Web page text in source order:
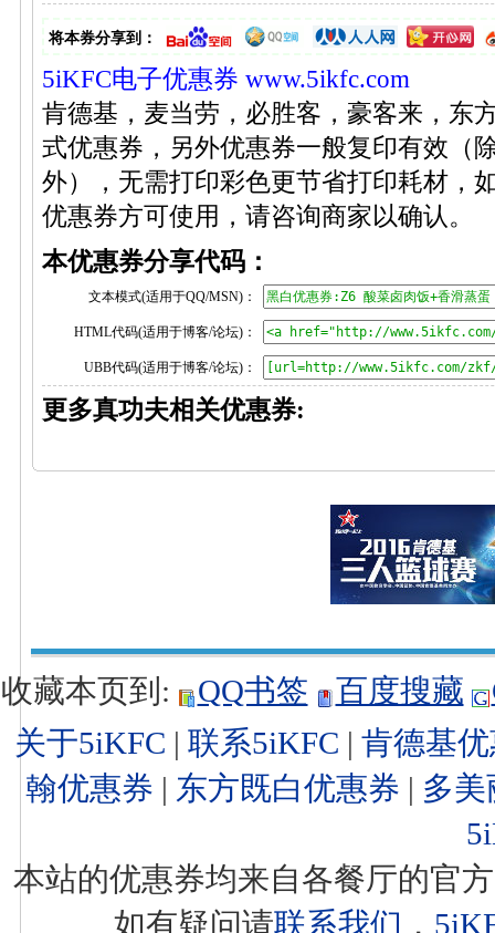
将本券分享到：
5iKFC电子优惠券 www.5ikfc.com
肯德基，麦当劳，必胜客，豪客来，东
式优惠券，另外优惠券一般复印有效（
外），无需打印彩色更节省打印耗材，
优惠券方可使用，请咨询商家以确认。
本优惠券分享代码：
文本模式(适用于QQ/MSN)：
HTML代码(适用于博客/论坛)：
UBB代码(适用于博客/论坛)：
更多真功夫相关优惠券:
收藏本页到: QQ书签 百度搜藏
关于5iKFC | 联系5iKFC | 肯德基
翰优惠券 | 东方既白优惠券 | 多
本站的优惠券均来自各餐厅的官
如有疑问请联系我们 ，